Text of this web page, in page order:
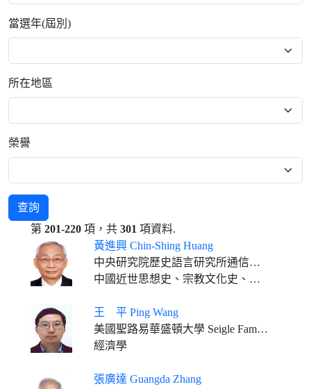
當選年(屆別)
所在地區
榮譽
查詢
第 201-220 項，共 301 項資料.
黃進興 Chin-Shing Huang
中央研究院歷史語言研究所通信研究員
中國近世思想史、宗教文化史、歷史哲學、比較史學
王 平 Ping Wang
美國聖路易華盛頓大學 Seigle Family 榮休傑出教授 美國國家經濟研究所（NBER）
經濟學
張廣達 Guangda Zhang